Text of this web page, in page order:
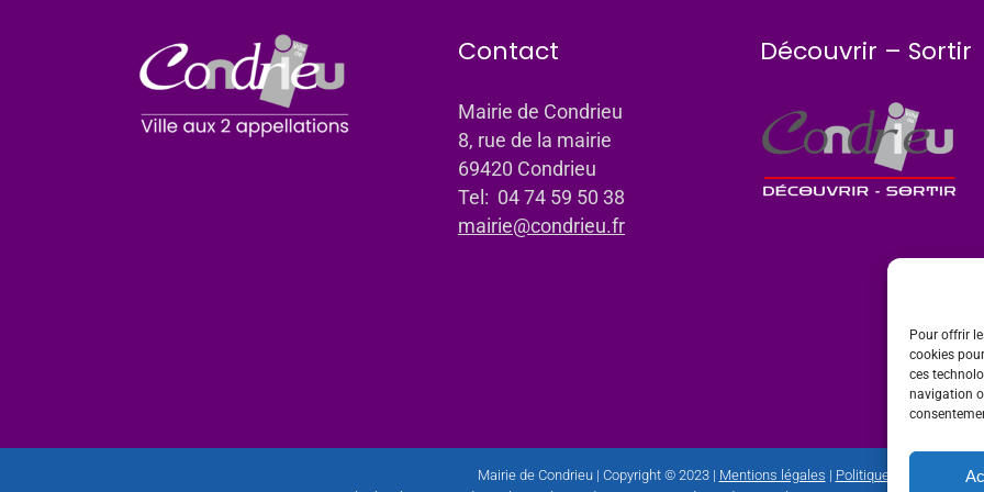
Pour offrir
cookies
ces
navigation
Contact
Mairie de Condrieu
8, rue de la mairie
69420 Condrieu
Tel: 04 74 59 50 38
mairie@condrieu.fr
Découvrir – Sortir
Mairie de Condrieu | Copyright © 2023 | Mentions légales | Politique de